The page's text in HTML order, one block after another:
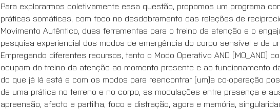
Para explorarmos coletivamente essa questão, propomos um programa
práticas somáticas, com foco no desdobramento das relações de
Movimento Autêntico, duas ferramentas para o treino da atenção e o
pesquisa experiencial dos modos de emergência do corpo sensível e de
Empregando diferentes recursos, tanto o Modo Operativo AND (MO_AND)
ocupam do treino da atenção ao momento presente e ao funcionamento
do que já lá está e com os modos para reencontrar (um)a co-operação
de uma prática no terreno e no corpo, as modulações entre presença e
apreensão, afecto e partilha, foco e distração, agora e memória,